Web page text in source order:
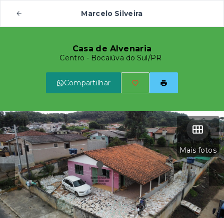
Marcelo Silveira
Casa de Alvenaria
Centro - Bocaiúva do Sul/PR
Compartilhar
Mais fotos